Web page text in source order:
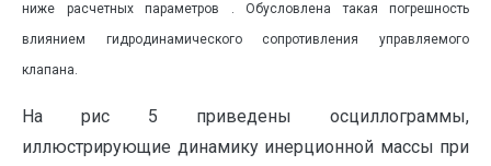
ниже расчетных параметров . Обусловлена такая погрешность
влиянием гидродинамического сопротивления управляемого
клапана.
На рис 5 приведены осциллограммы,
иллюстрирующие динамику инерционной массы при